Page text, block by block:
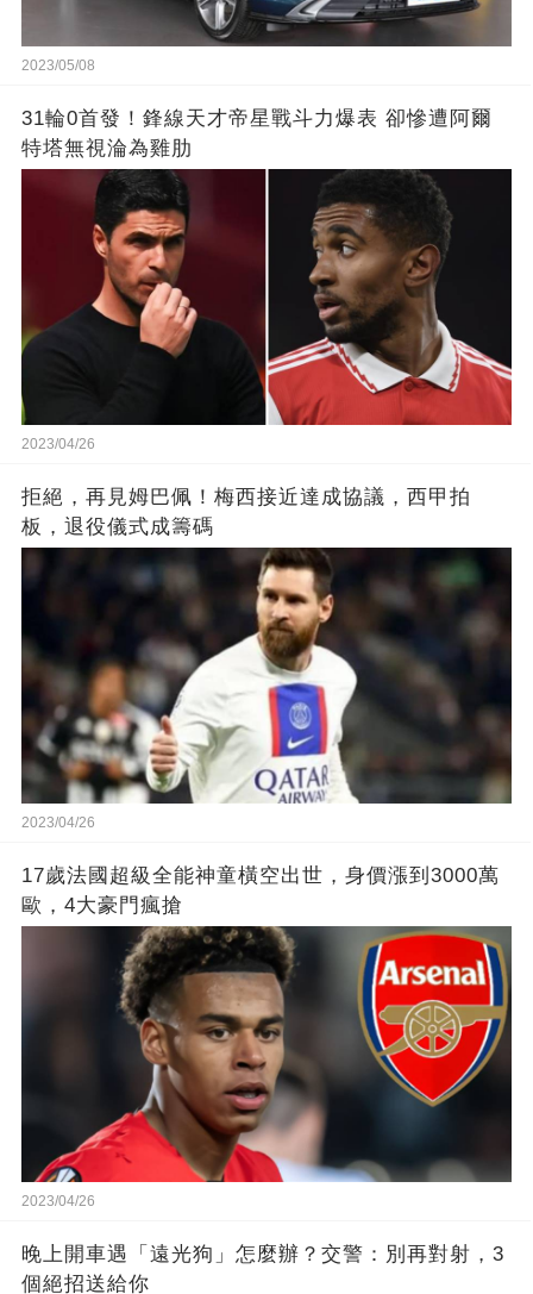
2023/05/08
31輪0首發！鋒線天才帝星戰斗力爆表 卻慘遭阿爾
特塔無視淪為雞肋
2023/04/26
拒絕，再見姆巴佩！梅西接近達成協議，西甲拍
板，退役儀式成籌碼
2023/04/26
17歲法國超級全能神童橫空出世，身價漲到3000萬
歐，4大豪門瘋搶
2023/04/26
晚上開車遇「遠光狗」怎麼辦？交警：別再對射，3
個絕招送給你